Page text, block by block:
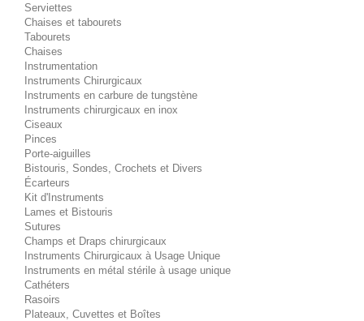
Serviettes
Chaises et tabourets
Tabourets
Chaises
Instrumentation
Instruments Chirurgicaux
Instruments en carbure de tungstène
Instruments chirurgicaux en inox
Ciseaux
Pinces
Porte-aiguilles
Bistouris, Sondes, Crochets et Divers
Écarteurs
Kit d'Instruments
Lames et Bistouris
Sutures
Champs et Draps chirurgicaux
Instruments Chirurgicaux à Usage Unique
Instruments en métal stérile à usage unique
Cathéters
Rasoirs
Plateaux, Cuvettes et Boîtes